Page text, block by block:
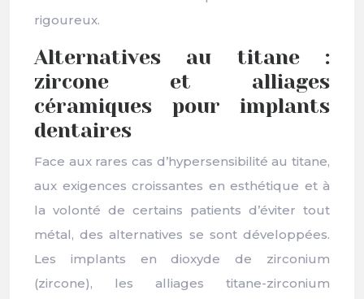
rigoureux.
Alternatives au titane :
zircone et alliages
céramiques pour implants
dentaires
Face aux rares cas d’hypersensibilité au titane,
aux exigences croissantes en esthétique et à
la volonté de certains patients d’éviter tout
métal, des alternatives se sont développées.
Les implants en dioxyde de zirconium
(zircone), les alliages titane-zirconium